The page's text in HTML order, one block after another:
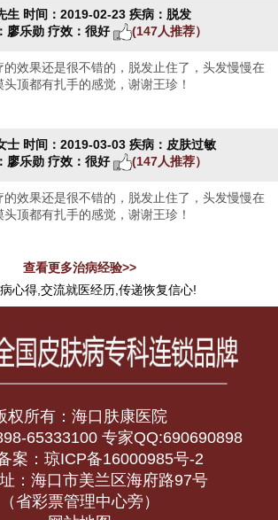
生 时间：2019-02-23 疾病：脱发
廖乐勋 疗效：很好 (147人推荐）
的效果还是很不错的，脱发止住了，头发慢慢在
顶都有扎手的感觉，谢谢王珍！
士 时间：2019-03-03 疾病：皮肤过敏
廖乐勋 疗效：很好 (147人推荐）
的效果还是很不错的，脱发止住了，头发慢慢在
顶都有扎手的感觉，谢谢王珍！
查看更多治病经验>>
心得,交流就医经历,传递恢复信心!
权所有：海口肤康医院
65333100 专家QQ:690690898
案：琼ICP备16000985号-2
：海口市美兰区海府路97号
（省彩票管理中心旁）